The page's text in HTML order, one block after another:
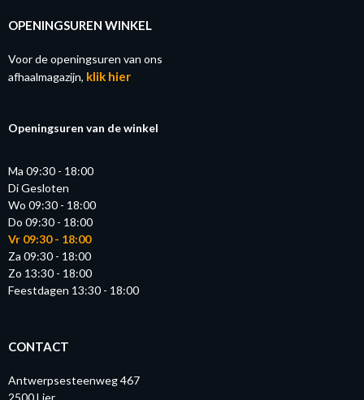
OPENINGSUREN WINKEL
Voor de openingsuren van ons
afhaalmagazijn, klik hier
Openingsuren van de winkel
Ma 09:30 - 18:00
Di Gesloten
Wo 09:30 - 18:00
Do 09:30 - 18:00
Vr 09:30 - 18:00
Za 09:30 - 18:00
Zo 13:30 - 18:00
Feestdagen 13:30 - 18:00
CONTACT
Antwerpsesteenweg 467
2500 Lier